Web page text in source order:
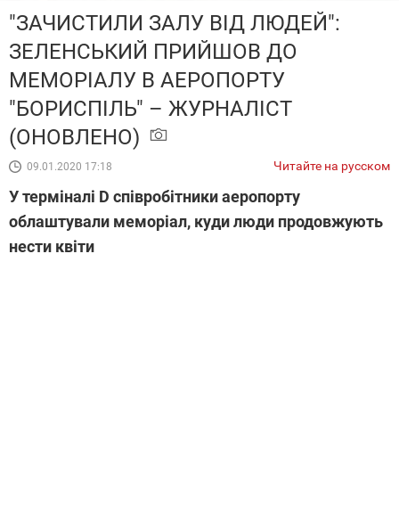
"ЗАЧИСТИЛИ ЗАЛУ ВІД ЛЮДЕЙ":
ЗЕЛЕНСЬКИЙ ПРИЙШОВ ДО
МЕМОРІАЛУ В АЕРОПОРТУ
"БОРИСПІЛЬ" – ЖУРНАЛІСТ
(ОНОВЛЕНО)
09.01.2020 17:18 Читайте на русском
У терміналі D співробітники аеропорту
облаштували меморіал, куди люди продовжують
нести квіти